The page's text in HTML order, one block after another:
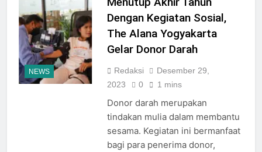
NEWS
Dengan Kegiatan Sosial,
The Alana Yogyakarta
Gelar Donor Darah
Redaksi
Desember 29,
2023
0 1 mins
Donor darah merupakan
tindakan mulia dalam membantu
sesama. Kegiatan ini bermanfaat
bagi para penerima donor,